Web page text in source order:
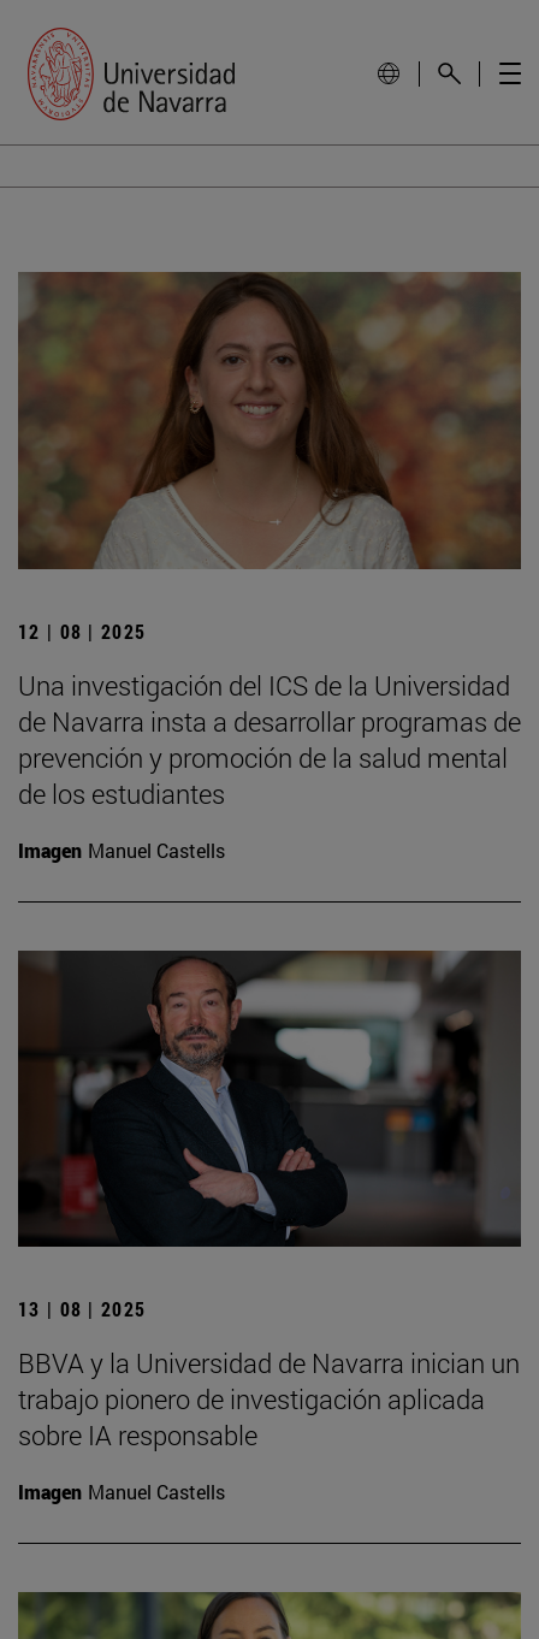
12 | 08 | 2025
Una investigación del ICS de la Universidad
de Navarra insta a desarrollar programas de
prevención y promoción de la salud mental
de los estudiantes
Imagen Manuel Castells
13 | 08 | 2025
BBVA y la Universidad de Navarra inician un
trabajo pionero de investigación aplicada
sobre IA responsable
Imagen Manuel Castells